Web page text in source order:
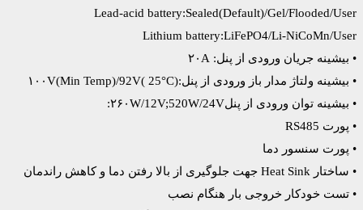
Lead-acid battery:Sealed(Default)/Gel/Flooded/User
Lithium battery:LiFePO4/Li-NiCoMn/User
• بیشینه جریان ورودی از پنل: ۲۰A
• بیشینه ولتاژ مدار باز ورودی از پنل:۱۰۰V(Min Temp)/92V( 25°C)
• بیشینه توان ورودی از پنل۲۶۰W/12V;520W/24V:
• پورت RS485
• پورت سنسور دما
• ساختار Heat Sink جهت جلوگیری از بالا رفتن دما و کاهش راندمان
• تست خودکار خروجی بار هنگام نصب